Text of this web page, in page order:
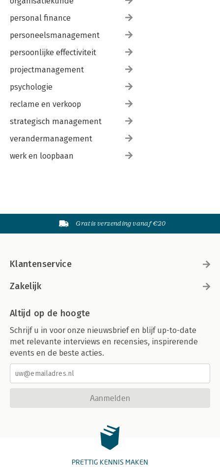
personal finance
personeelsmanagement
persoonlijke effectiviteit
projectmanagement
psychologie
reclame en verkoop
strategisch management
verandermanagement
werk en loopbaan
Gratis verzending vanaf €20
Klantenservice
Zakelijk
Altijd op de hoogte
Schrijf u in voor onze nieuwsbrief en blijf up-to-date
met relevante interviews en recensies, inspirerende
events en de beste acties.
Aanmelden
PRETTIG KENNIS MAKEN